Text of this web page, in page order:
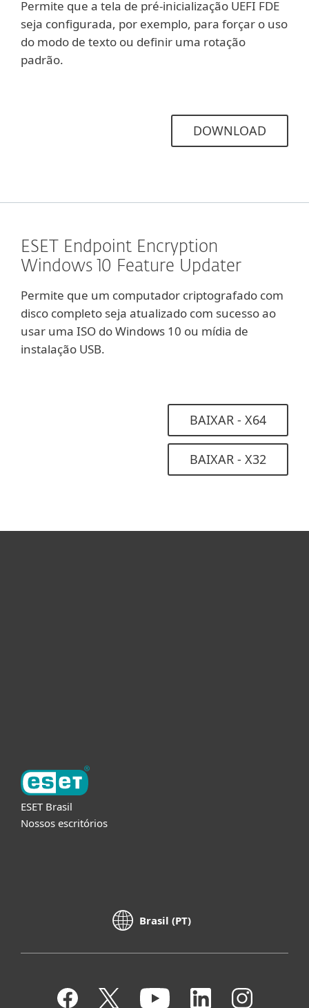
Permite que a tela de pré-inicialização UEFI FDE
seja configurada, por exemplo, para forçar o uso
do modo de texto ou definir uma rotação
padrão.
DOWNLOAD
ESET Endpoint Encryption
Windows 10 Feature Updater
Permite que um computador criptografado com
disco completo seja atualizado com sucesso ao
usar uma ISO do Windows 10 ou mídia de
instalação USB.
BAIXAR - X64
BAIXAR - X32
ESET Brasil
Nossos escritórios
Brasil (PT)